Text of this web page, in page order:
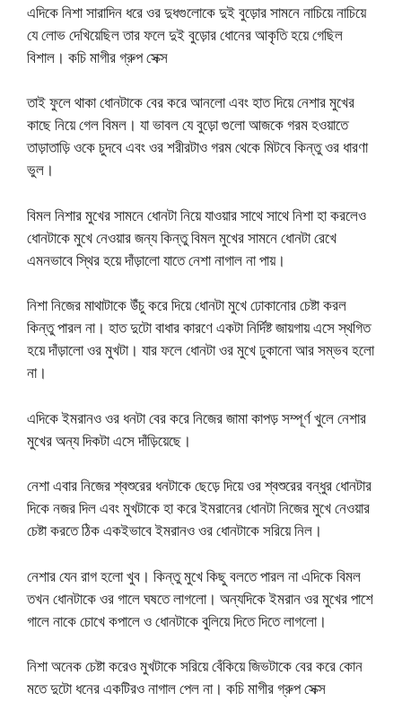
এদিকে নিশা সারাদিন ধরে ওর দুধগুলোকে দুই বুড়োর সামনে নাচিয়ে নাচিয়ে
যে লোভ দেখিয়েছিল তার ফলে দুই বুড়োর ধোনের আকৃতি হয়ে গেছিল
বিশাল। কচি মাগীর গ্রুপ সেক্স
তাই ফুলে থাকা ধোনটাকে বের করে আনলো এবং হাত দিয়ে নেশার মুখের
কাছে নিয়ে গেল বিমল। যা ভাবল যে বুড়ো গুলো আজকে গরম হওয়াতে
তাড়াতাড়ি ওকে চুদবে এবং ওর শরীরটাও গরম থেকে মিটবে কিন্তু ওর ধারণা
ভুল।
বিমল নিশার মুখের সামনে ধোনটা নিয়ে যাওয়ার সাথে সাথে নিশা হা করলেও
ধোনটাকে মুখে নেওয়ার জন্য কিন্তু বিমল মুখের সামনে ধোনটা রেখে
এমনভাবে স্থির হয়ে দাঁড়ালো যাতে নেশা নাগাল না পায়।
নিশা নিজের মাথাটাকে উঁচু করে দিয়ে ধোনটা মুখে ঢোকানোর চেষ্টা করল
কিন্তু পারল না। হাত দুটো বাধার কারণে একটা নির্দিষ্ট জায়গায় এসে স্থগিত
হয়ে দাঁড়ালো ওর মুখটা। যার ফলে ধোনটা ওর মুখে ঢুকানো আর সম্ভব হলো
না।
এদিকে ইমরানও ওর ধনটা বের করে নিজের জামা কাপড় সম্পূর্ণ খুলে নেশার
মুখের অন্য দিকটা এসে দাঁড়িয়েছে।
নেশা এবার নিজের শ্বশুরের ধনটাকে ছেড়ে দিয়ে ওর শ্বশুরের বন্ধুর ধোনটার
দিকে নজর দিল এবং মুখটাকে হা করে ইমরানের ধোনটা নিজের মুখে নেওয়ার
চেষ্টা করতে ঠিক একইভাবে ইমরানও ওর ধোনটাকে সরিয়ে নিল।
নেশার যেন রাগ হলো খুব। কিন্তু মুখে কিছু বলতে পারল না এদিকে বিমল
তখন ধোনটাকে ওর গালে ঘষতে লাগলো। অন্যদিকে ইমরান ওর মুখের পাশে
গালে নাকে চোখে কপালে ও ধোনটাকে বুলিয়ে দিতে দিতে লাগলো।
নিশা অনেক চেষ্টা করেও মুখটাকে সরিয়ে বেঁকিয়ে জিভটাকে বের করে কোন
মতে দুটো ধনের একটিরও নাগাল পেল না। কচি মাগীর গ্রুপ সেক্স